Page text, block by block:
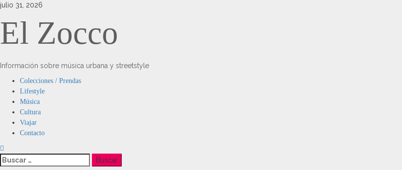
Saltar
contenido
julio 31, 2026
El Zocco
Información sobre música urbana y streetstyle
Menú
principal
Colecciones / Prendas
Lifestyle
Música
Cultura
Viajar
Contacto
Buscar: